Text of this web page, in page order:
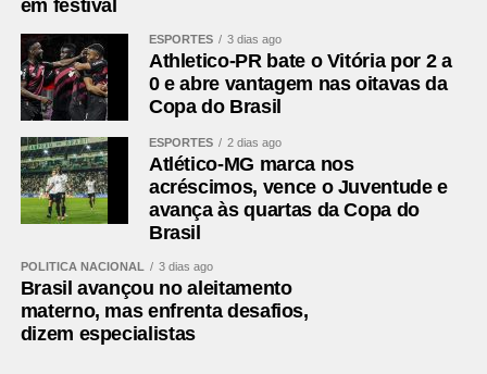
em festival
ESPORTES 3 dias ago
Athletico-PR bate o Vitória por 2 a
0 e abre vantagem nas oitavas da
Copa do Brasil
ESPORTES 2 dias ago
Atlético-MG marca nos
acréscimos, vence o Juventude e
avança às quartas da Copa do
Brasil
POLÍTICA NACIONAL 3 dias ago
Brasil avançou no aleitamento
materno, mas enfrenta desafios,
dizem especialistas